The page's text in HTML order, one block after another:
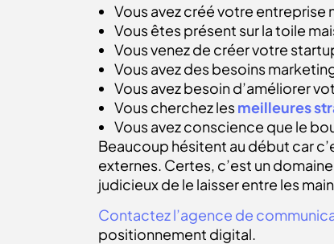
Vous avez créé votre entreprise
Vous êtes présent sur la toile
Vous venez de créer votre
Vous avez des besoins
Vous avez besoin d’améliorer
Vous cherchez lesmeilleures
Vous avez conscience que le
Beaucoup hésitent au début car
externes. Certes, c’est un
judicieux de le laisser entre les
Contactez l’agence de
positionnement digital.